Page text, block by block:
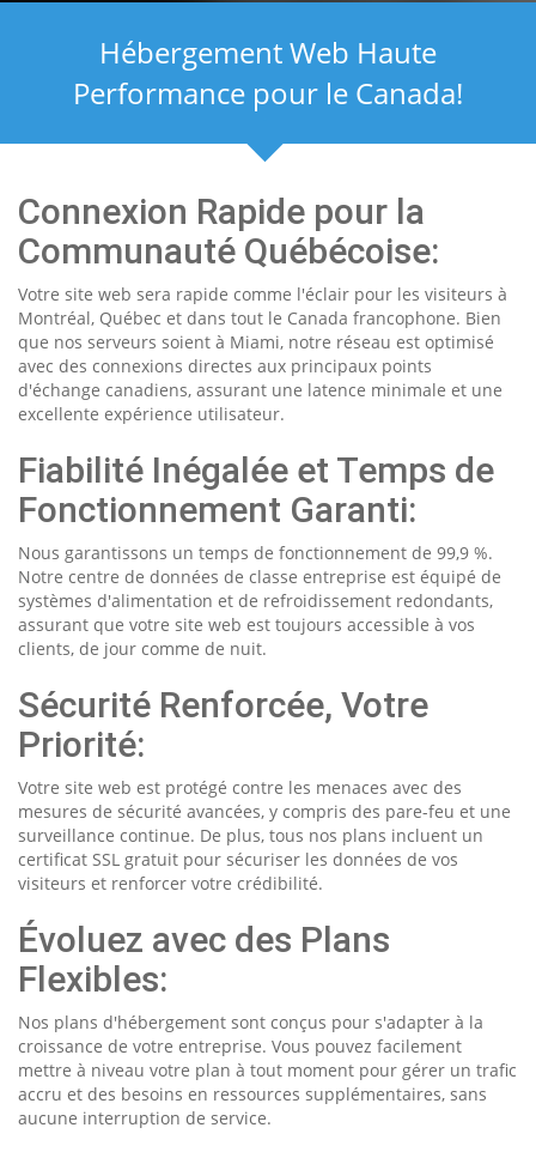
Hébergement Web Haute
Performance pour le Canada!
Connexion Rapide pour la
Communauté Québécoise:
Votre site web sera rapide comme l'éclair pour les visiteurs à
Montréal, Québec et dans tout le Canada francophone. Bien
que nos serveurs soient à Miami, notre réseau est optimisé
avec des connexions directes aux principaux points
d'échange canadiens, assurant une latence minimale et une
excellente expérience utilisateur.
Fiabilité Inégalée et Temps de
Fonctionnement Garanti:
Nous garantissons un temps de fonctionnement de 99,9 %.
Notre centre de données de classe entreprise est équipé de
systèmes d'alimentation et de refroidissement redondants,
assurant que votre site web est toujours accessible à vos
clients, de jour comme de nuit.
Sécurité Renforcée, Votre
Priorité:
Votre site web est protégé contre les menaces avec des
mesures de sécurité avancées, y compris des pare-feu et une
surveillance continue. De plus, tous nos plans incluent un
certificat SSL gratuit pour sécuriser les données de vos
visiteurs et renforcer votre crédibilité.
Évoluez avec des Plans
Flexibles:
Nos plans d'hébergement sont conçus pour s'adapter à la
croissance de votre entreprise. Vous pouvez facilement
mettre à niveau votre plan à tout moment pour gérer un trafic
accru et des besoins en ressources supplémentaires, sans
aucune interruption de service.